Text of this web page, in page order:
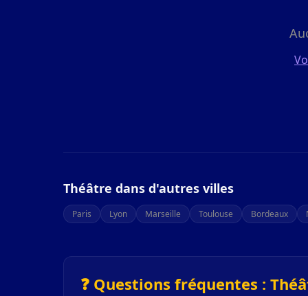
Théâtre dans d'autres villes
Paris Lyon Marseille Toulouse Bordeaux
❓ Questions fréquentes :